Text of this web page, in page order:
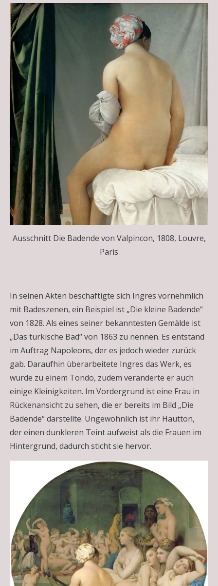
Ausschnitt Die Badende von Valpincon, 1808, Louvre,
Paris
In seinen Akten beschäftigte sich Ingres vornehmlich
mit Badeszenen, ein Beispiel ist „Die kleine Badende“
von 1828. Als eines seiner bekanntesten Gemälde ist
„Das türkische Bad“ von 1863 zu nennen. Es entstand
im Auftrag Napoleons, der es jedoch wieder zurück
gab. Daraufhin überarbeitete Ingres das Werk, es
wurde zu einem Tondo, zudem veränderte er auch
einige Kleinigkeiten. Im Vordergrund ist eine Frau in
Rückenansicht zu sehen, die er bereits im Bild „Die
Badende“ darstellte. Ungewöhnlich ist ihr Hautton,
der einen dunkleren Teint aufweist als die Frauen im
Hintergrund, dadurch sticht sie hervor.